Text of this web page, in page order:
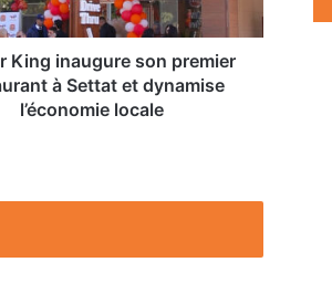
King inaugure son premier
à Settat et dynamise
l’économie locale